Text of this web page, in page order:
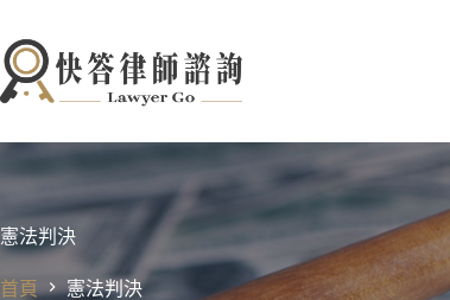
至
主
要
憲法判決
首頁 憲法判決